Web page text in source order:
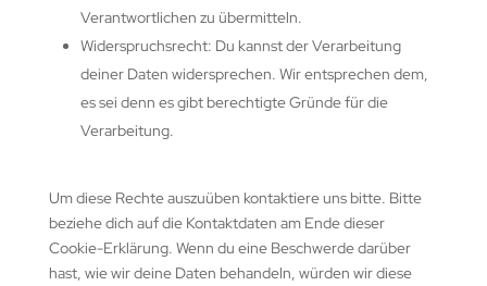
Verantwortlichen zu übermitteln.
Widerspruchsrecht: Du kannst der Verarbeitung
deiner Daten widersprechen. Wir entsprechen dem,
es sei denn es gibt berechtigte Gründe für die
Verarbeitung.
Um diese Rechte auszuüben kontaktiere uns bitte. Bitte
beziehe dich auf die Kontaktdaten am Ende dieser
Cookie-Erklärung. Wenn du eine Beschwerde darüber
hast, wie wir deine Daten behandeln, würden wir diese